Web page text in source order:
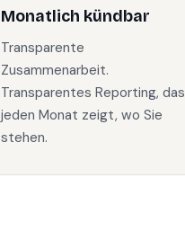
Monatlich kündbar
Transparente
Zusammenarbeit.
Transparentes Reporting, das
jeden Monat zeigt, wo Sie
stehen.